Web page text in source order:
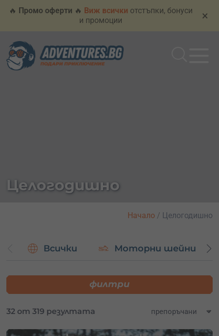
🔥 Промо оферти 🔥 Виж всички отстъпки, бонуси
и промоции
×
Целогодишно
Начало / Целогодишно
Всички Моторни шейни
филтри
32 от 319 резултата